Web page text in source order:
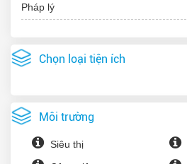
Pháp lý
Chọn loại tiện ích
Môi trường
Siêu thị